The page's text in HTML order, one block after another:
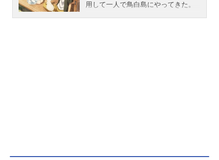
用して一人で鳥白島にやってきた。
とのふれ合い。忘れていた懐かしい